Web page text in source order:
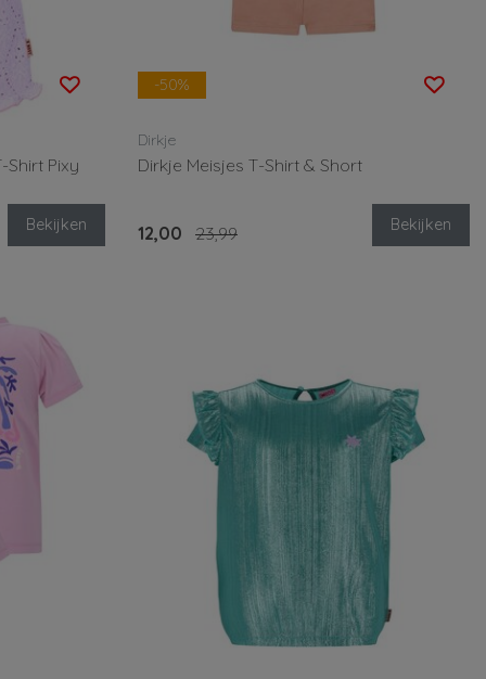
Shirt Pixy
Bekijken
-50%
Dirkje
Dirkje Meisjes T-Shirt & Short
12,00 23,99 Bekijken